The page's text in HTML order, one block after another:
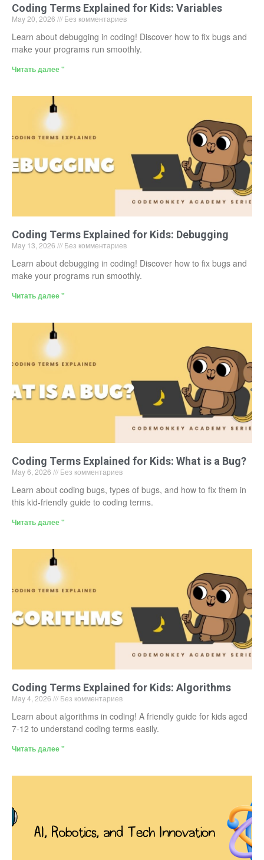
Coding Terms Explained for Kids: Variables
May 20, 2026 Без комментариев
Learn about debugging in coding! Discover how to fix bugs and
make your programs run smoothly.
Читать далее "
Coding Terms Explained for Kids: Debugging
May 13, 2026 Без комментариев
Learn about debugging in coding! Discover how to fix bugs and
make your programs run smoothly.
Читать далее "
Coding Terms Explained for Kids: What is a Bug?
May 6, 2026 Без комментариев
Learn about coding bugs, types of bugs, and how to fix them in
this kid-friendly guide to coding terms.
Читать далее "
Coding Terms Explained for Kids: Algorithms
May 4, 2026 Без комментариев
Learn about algorithms in coding! A friendly guide for kids aged
7-12 to understand coding terms easily.
Читать далее "